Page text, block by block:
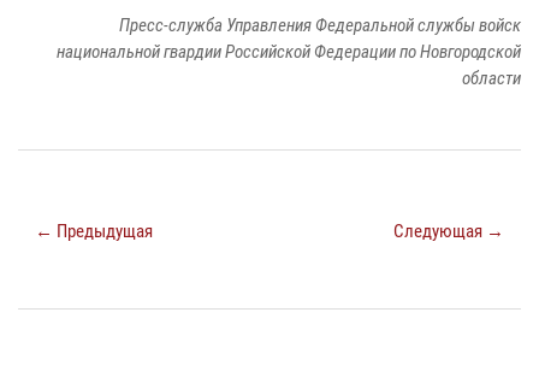
Пресс-служба Управления Федеральной службы войск
национальной гвардии Российской Федерации по Новгородской
области
← Предыдущая Следующая →